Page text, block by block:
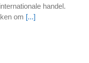
handel.
om [...]